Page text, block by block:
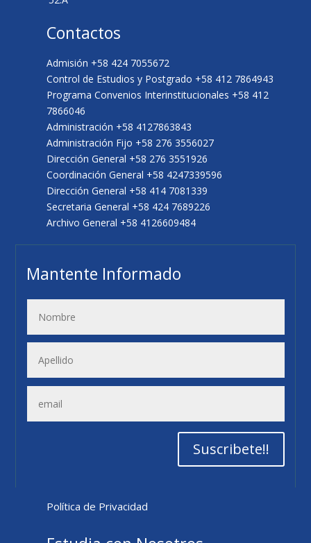
Contactos
Admisión +58 424 7055672
Control de Estudios y Postgrado +58 412 7864943
Programa Convenios Interinstitucionales +58 412
7866046
Administración +58 4127863843
Administración Fijo +58 276 3556027
Dirección General +58 276 3551926
Coordinación General +58 4247339596
Dirección General +58 414 7081339
Secretaria General +58 424 7689226
Archivo General +58 4126609484
Mantente Informado
Suscribete!!
Política de Privacidad